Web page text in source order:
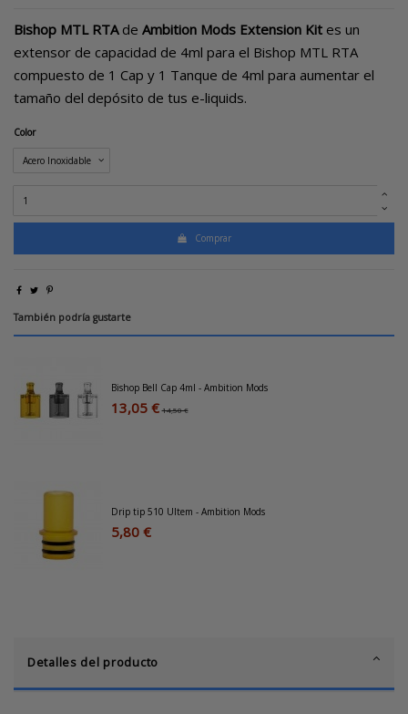
Bishop MTL RTAde Ambition Mods Extension Kit es un
extensor de capacidad de 4ml para el Bishop MTL RTA
compuesto de 1 Cap y 1 Tanque de 4ml para aumentar el
tamaño del depósito de tus e-liquids.
Color
Comprar
También podría gustarte
Bishop Bell Cap 4ml - Ambition Mods
13,05 € 14,50 €
Drip tip 510 Ultem - Ambition Mods
5,80 €
Detalles del producto